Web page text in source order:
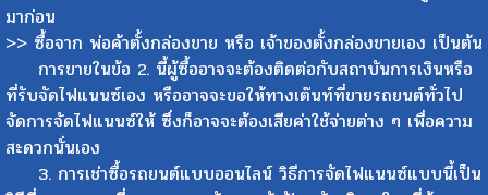
มาก่อน
>> ซื้อจาก พ่อค้าตั้งกล่องขาย หรือ เจ้าของตั้งกล่องขายเอง เป็นต้น
การขายในข้อ 2. นี้ผู้ซื้ออาจจะต้องติดต่อกับสถาบันการเงินหรือ
ที่รับจัดไฟแนนซ์เอง หรืออาจจะขอให้ทางเต๊นท์ที่ขายรถยนต์ทั่วไป
จัดการจัดไฟแนนซ์ให้ ซึ่งก็อาจจะต้องเสียค่าใช้จ่ายต่าง ๆ เพื่อความ
สะดวกนั่นเอง
3. การเช่าซื้อรถยนต์แบบออนไลน์ วิธีการจัดไฟแนนซ์แบบนี้เป็น